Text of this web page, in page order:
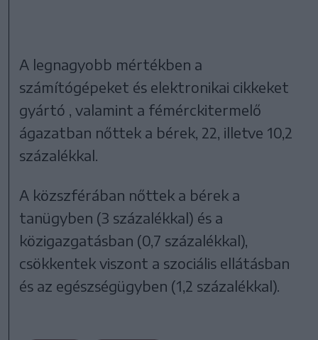
A legnagyobb mértékben a
számítógépeket és elektronikai cikkeket
gyártó , valamint a fémérckitermelő
ágazatban nőttek a bérek, 22, illetve 10,2
százalékkal.
A közszférában nőttek a bérek a
tanügyben (3 százalékkal) és a
közigazgatásban (0,7 százalékkal),
csökkentek viszont a szociális ellátásban
és az egészségügyben (1,2 százalékkal).